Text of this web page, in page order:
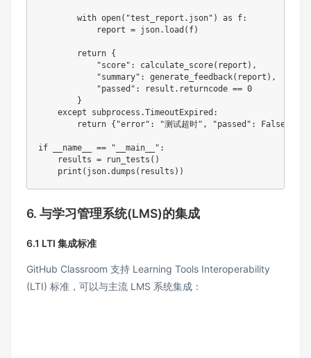
with open( "test_report.json" ) as f:
            report
= json. load ( f)
return {
"score" : calculate_score( report ) ,
"summary" : generate_feedback( report ) ,
"passed" : result . returncode == 0
}
except subprocess .TimeoutExpired :
return { "error" : "测试超时" , "passed" : False
if __name__ == "__main__" :
    results
= run_tests ( )
print ( json.dumps ( results ) )
6. 与学习管理系统(LMS)的集成
6.1 LTI 集成标准
GitHub Classroom 支持 Learning Tools Interoperability
(LTI) 标准，可以与主流 LMS 系统集成：